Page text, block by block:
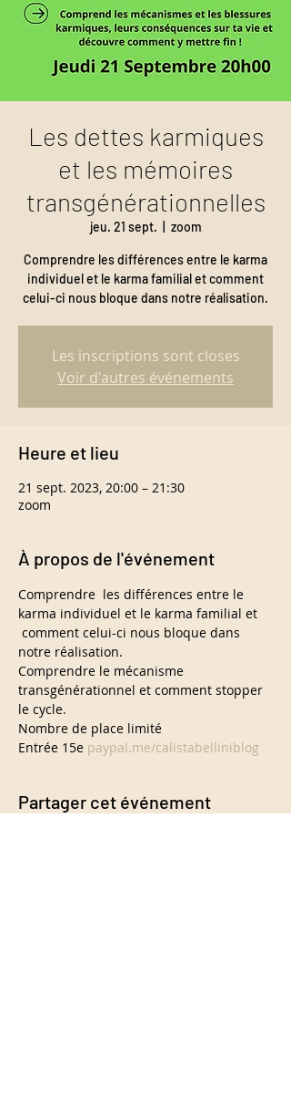
Les dettes karmiques
et les mémoires
transgénérationnelles
jeu. 21 sept. zoom
Comprendre les différences entre le karma
individuel et le karma familial et comment
celui-ci nous bloque dans notre réalisation.
Les inscriptions sont closes
Voir d'autres événements
Heure et lieu
21 sept. 2023, 20:00 – 21:30
zoom
À propos de l'événement
Comprendre  les différences entre le
karma individuel et le karma familial et
comment celui-ci nous bloque dans
notre réalisation.
Comprendre le mécanisme
transgénérationnel et comment stopper
le cycle.
Nombre de place limité
Entrée 15e paypal.me/calistabelliniblog
Partager cet événement